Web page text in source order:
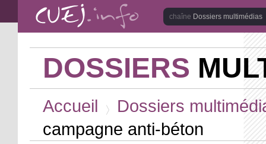
Aller au contenu principal
Dossiers multimédias
DOSSIERS
Accueil
Dossiers
campagne anti-béton